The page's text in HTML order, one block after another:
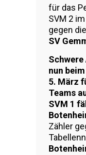
für das
SVM 2
gegen
SV
Schwere
nun
5. März
Teams
SVM 1
Zähler